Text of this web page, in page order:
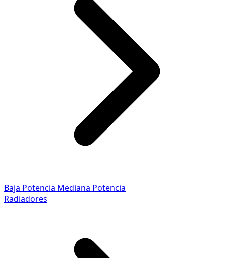
Baja Potencia Mediana Potencia
Radiadores